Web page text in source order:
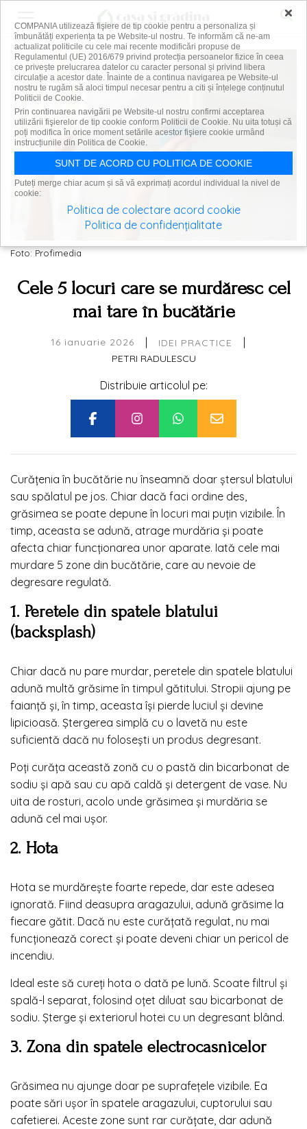
Foto: Profimedia
Cele 5 locuri care se murdăresc cel
mai tare în bucătărie
16 ianuarie 2026 | IDEI PRACTICE |
PETRI RADULESCU
Distribuie articolul pe:
Curățenia în bucătărie nu înseamnă doar ștersul blatului
sau spălatul pe jos. Chiar dacă faci ordine des,
grăsimea se poate depune în locuri mai puțin vizibile. În
timp, aceasta se adună, atrage murdăria și poate
afecta chiar funcționarea unor aparate. Iată cele mai
murdare 5 zone din bucătărie, care au nevoie de
degresare regulată.
1. Peretele din spatele blatului
(backsplash)
Chiar dacă nu pare murdar, peretele din spatele blatului
adună multă grăsime în timpul gătitului. Stropii ajung pe
faianță și, în timp, aceasta își pierde luciul și devine
lipicioasă. Ștergerea simplă cu o lavetă nu este
suficientă dacă nu folosești un produs degresant.
Poți curăța această zonă cu o pastă din bicarbonat de
sodiu și apă sau cu apă caldă și detergent de vase. Nu
uita de rosturi, acolo unde grăsimea și murdăria se
adună cel mai ușor.
2. Hota
Hota se murdărește foarte repede, dar este adesea
ignorată. Fiind deasupra aragazului, adună grăsime la
fiecare gătit. Dacă nu este curățată regulat, nu mai
funcționează corect și poate deveni chiar un pericol de
incendiu.
Ideal este să cureți hota o dată pe lună. Scoate filtrul și
spală-l separat, folosind oțet diluat sau bicarbonat de
sodiu. Șterge și exteriorul hotei cu un degresant blând.
3. Zona din spatele electrocasnicelor
Grăsimea nu ajunge doar pe suprafețele vizibile. Ea
poate sări ușor în spatele aragazului, cuptorului sau
cafetierei. Aceste zone sunt rar curățate, dar adună
×
COMPANIA utilizează fişiere de tip cookie pentru a personaliza și
îmbunătăți experiența ta pe Website-ul nostru. Te informăm că ne-am
actualizat politicile cu cele mai recente modificări propuse de
Regulamentul (UE) 2016/679 privind protecția persoanelor fizice în ceea
ce privește prelucrarea datelor cu caracter personal și privind libera
circulație a acestor date. Înainte de a continua navigarea pe Website-ul
nostru te rugăm să aloci timpul necesar pentru a citi și înțelege conținutul
Politicii de Cookie.
Prin continuarea navigării pe Website-ul nostru confirmi acceptarea
utilizării fişierelor de tip cookie conform Politicii de Cookie. Nu uita totuși că
poți modifica în orice moment setările acestor fişiere cookie urmând
instrucțiunile din Politica de Cookie.
SUNT DE ACORD CU POLITICA DE COOKIE
Puteți merge chiar acum și să vă exprimați acordul individual la nivel de
cookie:
Politica de colectare acord cookie
Politica de confidențialitate